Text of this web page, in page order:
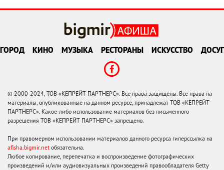
ГОРОД КИНО МУЗЫКА РЕСТОРАНЫ ИСКУССТВО ДОСУГ
© 2000-2024, ТОВ «КЕПРЕЙТ ПАРТНЕРС». Все права защищены. Все права на
материалы, опубликованные на данном ресурсе, принадлежат ТОВ «КЕПРЕЙТ
ПАРТНЕРС». Какое-либо использование материалов без письменного
разрешения ТОВ «КЕПРЕЙТ ПАРТНЕРС» запрещено.
При правомерном использовании материалов данного ресурса гиперссылка на
afisha.bigmir.net обязательна.
Любое копирование, перепечатка и воспроизведение фотографических
произведений и/или аудиовизуальных произведений правообладателя Getty